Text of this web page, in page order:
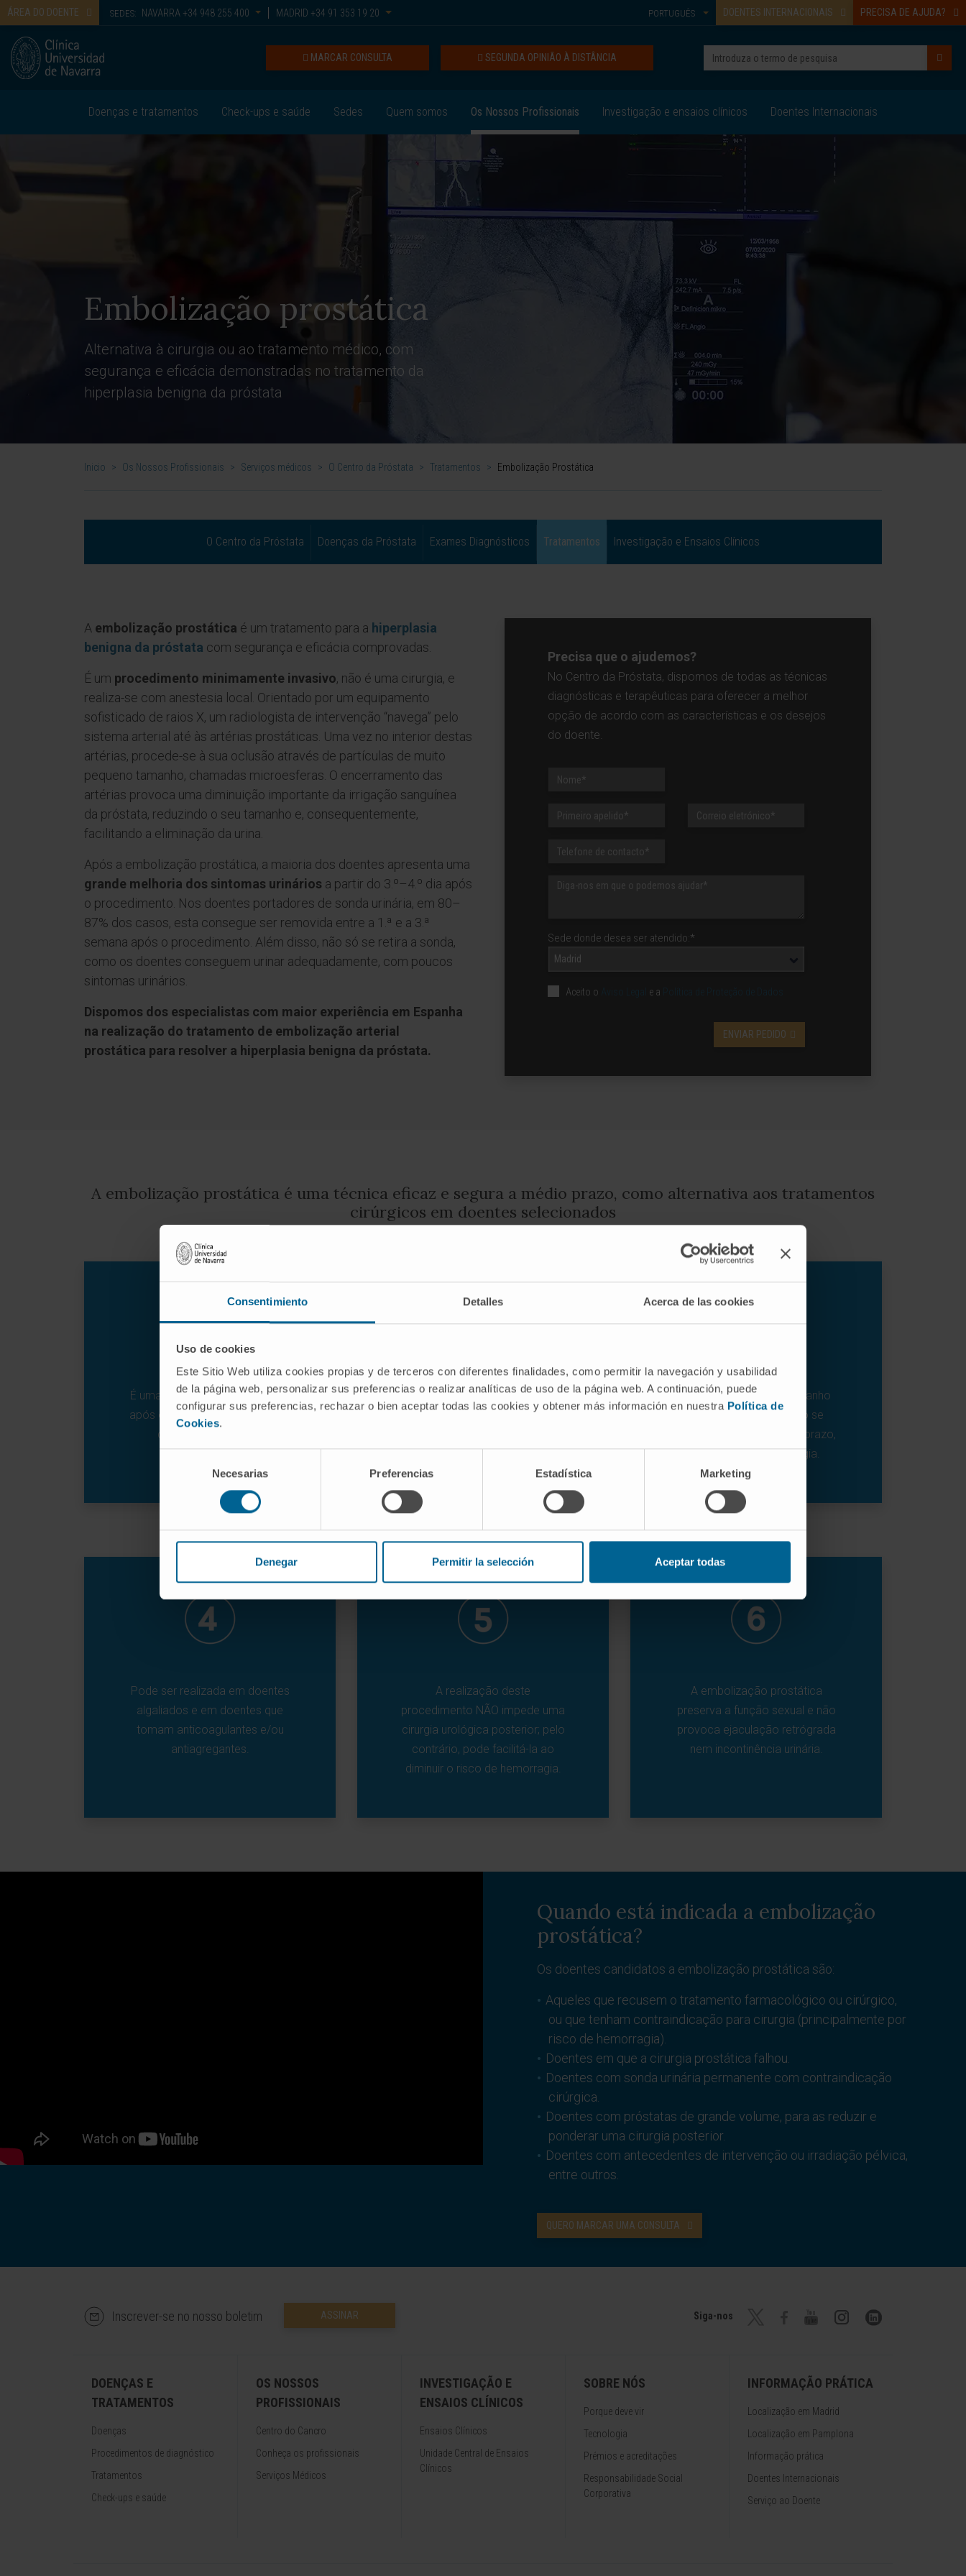
Consentimiento Detalles Acerca de las cookies
Uso de cookies
Este Sitio Web utiliza cookies propias y de terceros con diferentes finalidades, como permitir la navegación y usabilidad
de la página web, personalizar sus preferencias o realizar analíticas de uso de la página web. A continuación, puede
configurar sus preferencias, rechazar o bien aceptar todas las cookies y obtener más información en nuestra Política de
Cookies.
consentimiento
Necesarias Preferencias Estadística Marketing
Denegar Permitir la selección Aceptar todas
ÁREA DO DOENTE SEDES: NAVARRA +34 948 255 400 MADRID +34 91 353 19 20 DOENTES INTERNACIONAIS PRECISA DE AJUDA?
PORTUGUÊS
SEGUNDA OPINIÃO À DISTÂNCIA
MARCAR CONSULTA
Doenças e tratamentos Check-ups e saúde Sedes Quem somos Os Nossos Profissionais Investigação e ensaios clínicos Doentes Internacionais
Embolização prostática
Alternativa à cirurgia ou ao tratamento médico, com
segurança e eficácia demonstradas no tratamento da
hiperplasia benigna da próstata
Inicio > Os Nossos Profissionais > Serviços médicos > O Centro da Próstata > Tratamentos > Embolização Prostática
O Centro da Próstata Doenças da Próstata Exames Diagnósticos Tratamentos Investigação e Ensaios Clínicos
A embolização prostática é um tratamento para a hiperplasia
benigna da próstata com segurança e eficácia comprovadas.
É um procedimento minimamente invasivo, não é uma cirurgia, e
realiza-se com anestesia local. Orientado por um equipamento
sofisticado de raios X, um radiologista de intervenção “navega” pelo
sistema arterial até às artérias prostáticas. Uma vez no interior destas
artérias, procede-se à sua oclusão através de partículas de muito
pequeno tamanho, chamadas microesferas. O encerramento das
artérias provoca uma diminuição importante da irrigação sanguínea
da próstata, reduzindo o seu tamanho e, consequentemente,
facilitando a eliminação da urina.
Após a embolização prostática, a maioria dos doentes apresenta uma
grande melhoria dos sintomas urinários a partir do 3.º–4.º dia após
o procedimento. Nos doentes portadores de sonda urinária, em 80–
87% dos casos, esta consegue ser removida entre a 1.ª e a 3.ª
semana após o procedimento. Além disso, não só se retira a sonda,
como os doentes conseguem urinar adequadamente, com poucos
sintomas urinários.
Dispomos dos especialistas com maior experiência em Espanha
na realização do tratamento de embolização arterial
prostática para resolver a hiperplasia benigna da próstata.
Precisa que o ajudemos?
No Centro da Próstata, dispomos de todas as técnicas
diagnósticas e terapêuticas para oferecer a melhor
opção de acordo com as características e os desejos
do doente.
Sede donde desea ser atendido:*
Madrid
Aceito o e a
ENVIAR PEDIDO
A embolização prostática é uma técnica eficaz e segura a médio prazo, como alternativa aos tratamentos
cirúrgicos em doentes selecionados
É uma técnica indolor durante e
após o procedimento, realizada
com anestesia local.
Pode ser realizada em regime
ambulatório (o doente tem alta
Serve para qualquer tamanho
prostático, embora não se
possam garantir, a longo prazo,
os resultados da cirurgia.
Pode ser realizada em doentes
algaliados e em doentes que
tomam anticoagulantes e/ou
antiagregantes.
A realização deste
procedimento NÃO impede uma
cirurgia urológica posterior; pelo
contrário, pode facilitá-la ao
diminuir o risco de hemorragia.
A embolização prostática
preserva a função sexual e não
provoca ejaculação retrógrada
nem incontinência urinária.
Quando está indicada a embolização
prostática?
Os doentes candidatos a embolização prostática são:
Aqueles que recusem o tratamento farmacológico ou cirúrgico,
ou que tenham contraindicação para cirurgia (principalmente por
risco de hemorragia).
Doentes em que a cirurgia prostática falhou.
Doentes com sonda urinária permanente com contraindicação
cirúrgica.
Doentes com próstatas de grande volume, para as reduzir e
ponderar uma cirurgia posterior.
Doentes com antecedentes de intervenção ou irradiação pélvica,
entre outros.
QUERO MARCAR UMA CONSULTA
Inscrever-se no nosso boletim ASSINAR Siga-nos
DOENÇAS E
TRATAMENTOS
Doenças
Procedimentos de diagnóstico
Tratamentos
Check-ups e saúde
OS NOSSOS
PROFISSIONAIS
Centro do Cancro
Conheça os profissionais
Serviços Médicos
INVESTIGAÇÃO E
ENSAIOS CLÍNICOS
Ensaios Clínicos
Unidade Central de Ensaios
Clínicos
SOBRE NÓS
Porque deve vir
Tecnologia
Prémios e acreditações
Responsabilidade Social
Corporativa
INFORMAÇÃO PRÁTICA
Localização em Madrid
Localização em Pamplona
Informação prática
Doentes Internacionais
Serviço ao Doente